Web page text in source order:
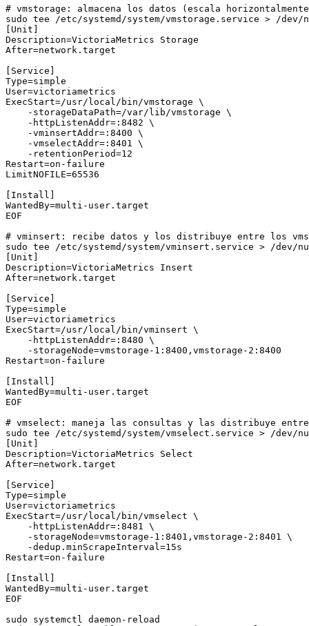
# vmstorage: almacena los datos (escala
sudo tee /etc/systemd/system/vmstorage.service > /dev/
[Unit]
Description=VictoriaMetrics Storage
After=network.target
[Service]
Type=simple
User=victoriametrics
ExecStart=/usr/local/bin/vmstorage \
    -storageDataPath=/var/lib/vmstorage \
    -httpListenAddr=:8482 \
    -vminsertAddr=:8400 \
    -vmselectAddr=:8401 \
    -retentionPeriod=12
Restart=on-failure
LimitNOFILE=65536
[Install]
WantedBy=multi-user.target
EOF
# vminsert: recibe datos y los distribuye entre los
sudo tee /etc/systemd/system/vminsert.service > /dev/
[Unit]
Description=VictoriaMetrics Insert
After=network.target
[Service]
Type=simple
User=victoriametrics
ExecStart=/usr/local/bin/vminsert \
    -httpListenAddr=:8480 \
    -storageNode=vmstorage-1:8400,vmstorage-2:8400
Restart=on-failure
[Install]
WantedBy=multi-user.target
EOF
# vmselect: maneja las consultas y las distribuye entre
sudo tee /etc/systemd/system/vmselect.service > /dev/
[Unit]
Description=VictoriaMetrics Select
After=network.target
[Service]
Type=simple
User=victoriametrics
ExecStart=/usr/local/bin/vmselect \
    -httpListenAddr=:8481 \
    -storageNode=vmstorage-1:8401,vmstorage-2:8401 \
    -dedup.minScrapeInterval=15s
Restart=on-failure
[Install]
WantedBy=multi-user.target
EOF
sudo systemctl daemon-reload